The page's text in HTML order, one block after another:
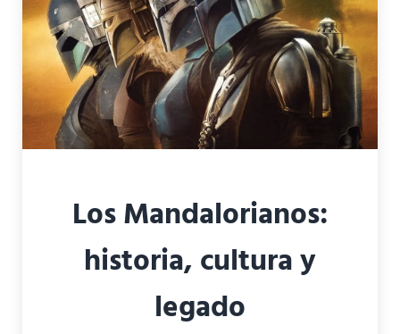
Los Mandalorianos:
historia, cultura y
legado